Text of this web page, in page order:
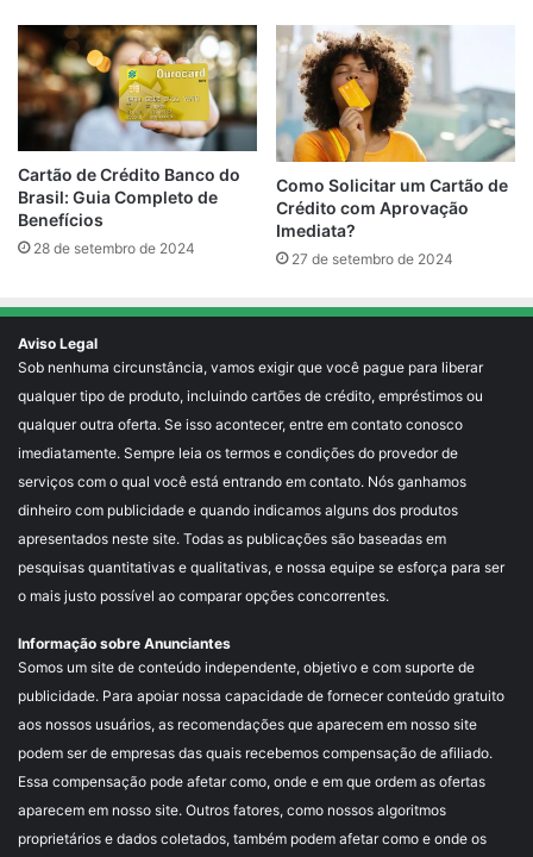
Cartão de Crédito Banco do
Brasil: Guia Completo de
Benefícios
28 de setembro de 2024
Como Solicitar um Cartão de
Crédito com Aprovação
Imediata?
27 de setembro de 2024
Aviso Legal
Sob nenhuma circunstância, vamos exigir que você pague para liberar
qualquer tipo de produto, incluindo cartões de crédito, empréstimos ou
qualquer outra oferta. Se isso acontecer, entre em contato conosco
imediatamente. Sempre leia os termos e condições do provedor de
serviços com o qual você está entrando em contato. Nós ganhamos
dinheiro com publicidade e quando indicamos alguns dos produtos
apresentados neste site. Todas as publicações são baseadas em
pesquisas quantitativas e qualitativas, e nossa equipe se esforça para ser
o mais justo possível ao comparar opções concorrentes.
Informação sobre Anunciantes
Somos um site de conteúdo independente, objetivo e com suporte de
publicidade. Para apoiar nossa capacidade de fornecer conteúdo gratuito
aos nossos usuários, as recomendações que aparecem em nosso site
podem ser de empresas das quais recebemos compensação de afiliado.
Essa compensação pode afetar como, onde e em que ordem as ofertas
aparecem em nosso site. Outros fatores, como nossos algoritmos
proprietários e dados coletados, também podem afetar como e onde os